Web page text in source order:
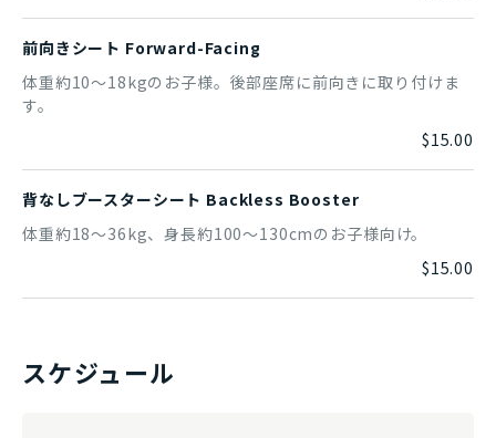
前向きシート Forward-Facing
体重約10～18kgのお子様。後部座席に前向きに取り付けま
す。
$15.00
背なしブースターシート Backless Booster
体重約18～36kg、身長約100～130cmのお子様向け。
$15.00
スケジュール